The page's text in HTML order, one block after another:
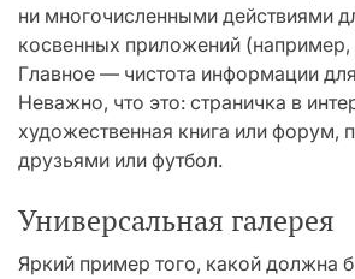
ни многочисленными действиями
косвенных приложений (например,
Главное — чистота информации
Неважно, что это: страничка в
художественная книга или форум,
друзьями или футбол.
Универсальная галерея
Яркий пример того, какой должна